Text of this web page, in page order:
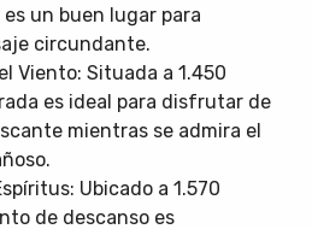
un buen lugar para
circundante.
Viento: Situada a 1.450
es ideal para disfrutar de
mientras se admira el
Ubicado a 1.570
de descanso es